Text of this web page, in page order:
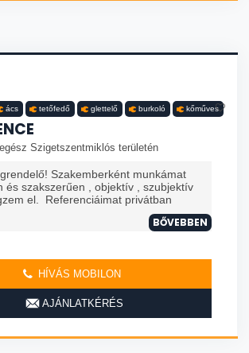
ács tetőfedő glettelő burkoló kőműves
Szigetszentmiklós területén
Szakemberként munkámat
és szakszerűen , objektív , szubjektív
el. Referenciáimat privátban
BŐVEBBEN
HÍVÁS MOBILON
AJÁNLATKÉRÉS